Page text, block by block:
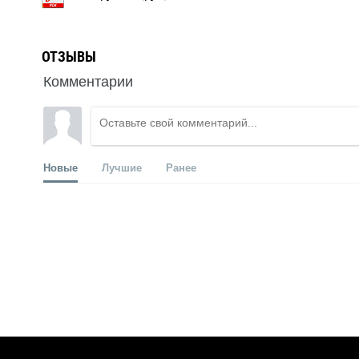
ОТЗЫВЫ
Комментарии
Новые Лучшие Ранее